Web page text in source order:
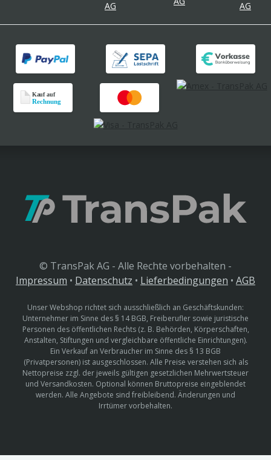
© TransPak AG - Alle Rechte vorbehalten -
Impressum • Datenschutz • Lieferbedingungen • AGB
Unser Webshop richtet sich ausschließlich an Geschäftskunden:
Unternehmer im Sinne des § 14 BGB, Freiberufler sowie juristische
Personen des öffentlichen Rechts (z. B. Behörden, Körperschaften,
Anstalten, Stiftungen und vergleichbare öffentliche Einrichtungen).
Ein Verkauf an Verbraucher im Sinne des § 13 BGB
(Privatpersonen) ist ausgeschlossen. Alle Preise verstehen sich als
Nettopreise zzgl. der jeweils gültigen gesetzlichen Mehrwertsteuer
und Versandkosten. Optional können Bruttopreise eingeblendet
werden. Alle Angebote sind freibleibend. Änderungen und
Irrtümer vorbehalten.